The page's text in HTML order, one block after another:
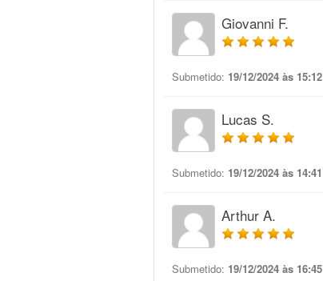
Giovanni F.
Submetido: 19/12/2024 às 15:12
Lucas S.
Submetido: 19/12/2024 às 14:41
Arthur A.
Submetido: 19/12/2024 às 16:45